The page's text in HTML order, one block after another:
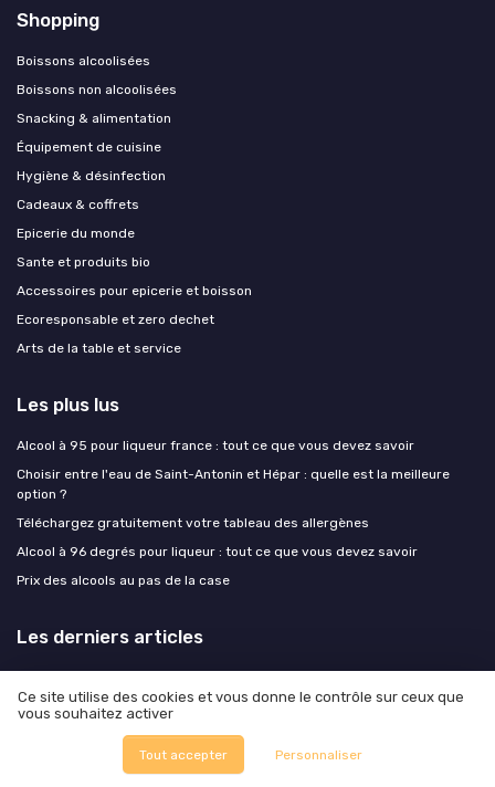
Shopping
Boissons alcoolisées
Boissons non alcoolisées
Snacking & alimentation
Équipement de cuisine
Hygiène & désinfection
Cadeaux & coffrets
Epicerie du monde
Sante et produits bio
Accessoires pour epicerie et boisson
Ecoresponsable et zero dechet
Arts de la table et service
Les plus lus
Alcool à 95 pour liqueur france : tout ce que vous devez savoir
Choisir entre l'eau de Saint-Antonin et Hépar : quelle est la meilleure
option ?
Téléchargez gratuitement votre tableau des allergènes
Alcool à 96 degrés pour liqueur : tout ce que vous devez savoir
Prix des alcools au pas de la case
Les derniers articles
testent et que les industriels commencent à scaler
Tarifs douaniers américains : les exportateurs food français ont un plan
B, mais il exige de repenser le mix géographique
Ce site utilise des cookies et vous donne le contrôle sur ceux que
vous souhaitez activer
Tout accepter Personnaliser